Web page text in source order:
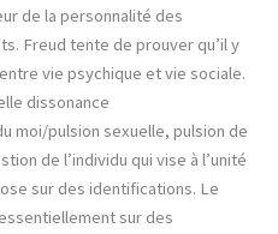
de la personnalité des
Freud tente de prouver qu’il y
vie psychique et vie sociale.
dissonance
moi/pulsion sexuelle, pulsion de
de l’individu qui vise à l’unité
sur des identifications. Le
sur des